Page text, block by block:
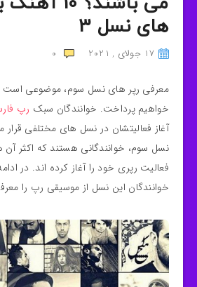
های نسل 3
17 جولای , 2021 0
معرفی رپر های نسل سوم، موضوعی است
خواهیم پرداخت. خوانندگان سبک رپ
آغاز فعالیتشان در نسل های مختلفی قرار
فعالیت رپری خود را آغاز کرده اند. در
خوانندگان این نسل از موسیقی رپ را